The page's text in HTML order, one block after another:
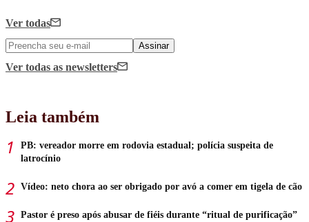
Ver todas
Assinar
Ver todas as newsletters
Leia também
PB: vereador morre em rodovia estadual; polícia suspeita de
latrocínio
Vídeo: neto chora ao ser obrigado por avó a comer em tigela de cão
Pastor é preso após abusar de fiéis durante “ritual de purificação”